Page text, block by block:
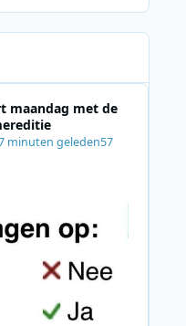
maandag met de
minuten geleden57